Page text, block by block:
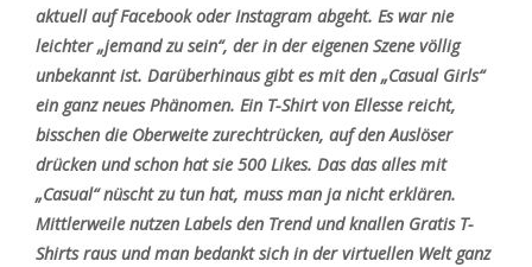
aktuell auf Facebook oder Instagram abgeht. Es war nie
leichter „jemand zu sein“, der in der eigenen Szene völlig
unbekannt ist. Darüberhinaus gibt es mit den „Casual Girls“
ein ganz neues Phänomen. Ein T-Shirt von Ellesse reicht,
bisschen die Oberweite zurechtrücken, auf den Auslöser
drücken und schon hat sie 500 Likes. Das das alles mit
„Casual“ nüscht zu tun hat, muss man ja nicht erklären.
Mittlerweile nutzen Labels den Trend und knallen Gratis T-
Shirts raus und man bedankt sich in der virtuellen Welt ganz